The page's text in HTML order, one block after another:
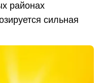
районах
сильная